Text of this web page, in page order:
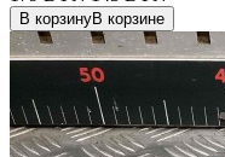
В корзинуВ корзине